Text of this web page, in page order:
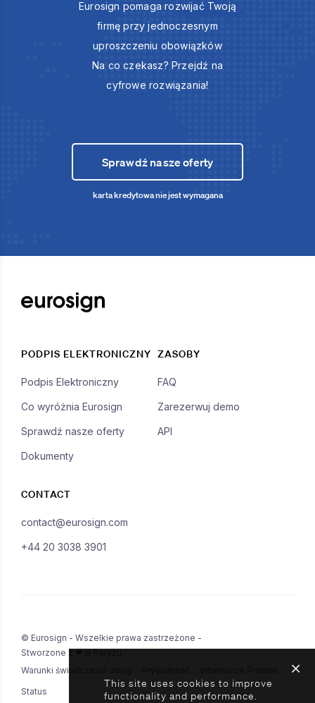
Eurosign pomaga rozwijać Twoją
firmę przy jednoczesnym
uproszczeniu obowiązków
Na co czekasz? Przejdź na
cyfrowe rozwiązania!
Sprawdź nasze oferty
karta kredytowa nie jest wymagana
PODPIS ELEKTRONICZNY
Podpis Elektroniczny
Co wyróżnia Eurosign
Sprawdź nasze oferty
Dokumenty
ZASOBY
FAQ
Zarezerwuj demo
API
CONTACT
contact@eurosign.com
+44 20 3038 3901
© Eurosign - Wszelkie prawa zastrzeżone -
Stworzone z ❤ w Paryżu
Warunki świadczenia usług
Status
This site uses cookies to improve
functionality and performance.